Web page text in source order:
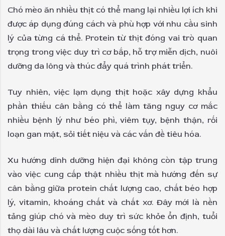
Chó mèo ăn nhiều thịt có thể mang lại nhiều lợi ích khi
được áp dụng đúng cách và phù hợp với nhu cầu sinh
lý của từng cá thể. Protein từ thịt đóng vai trò quan
trọng trong việc duy trì cơ bắp, hỗ trợ miễn dịch, nuôi
dưỡng da lông và thúc đẩy quá trình phát triển.
Tuy nhiên, việc lạm dụng thịt hoặc xây dựng khẩu
phần thiếu cân bằng có thể làm tăng nguy cơ mắc
nhiều bệnh lý như béo phì, viêm tụy, bệnh thận, rối
loạn gan mật, sỏi tiết niệu và các vấn đề tiêu hóa.
Xu hướng dinh dưỡng hiện đại không còn tập trung
vào việc cung cấp thật nhiều thịt mà hướng đến sự
cân bằng giữa protein chất lượng cao, chất béo hợp
lý, vitamin, khoáng chất và chất xơ. Đây mới là nền
tảng giúp chó và mèo duy trì sức khỏe ổn định, tuổi
thọ dài lâu và chất lượng cuộc sống tốt hơn.